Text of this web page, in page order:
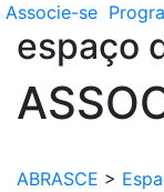
Associe-se
espaço
ABRASCE >